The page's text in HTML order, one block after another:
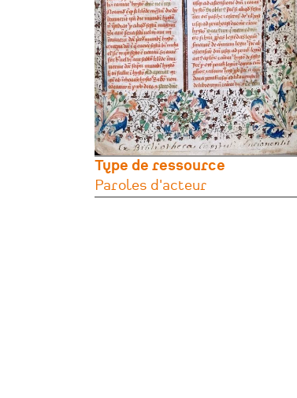
Type de ressource
Paroles d'acteur